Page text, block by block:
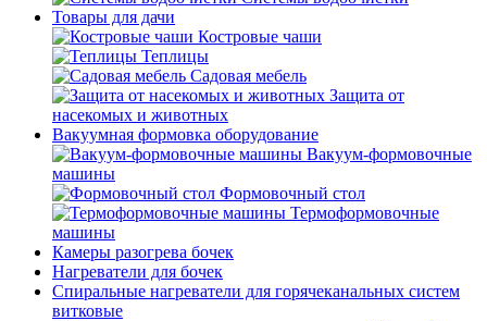
Товары для дачи
Костровые чаши
Теплицы
Садовая мебель
Защита от
насекомых и животных
Вакуумная формовка оборудование
Вакуум-формовочные
машины
Формовочный стол
Термоформовочные
машины
Камеры разогрева бочек
Нагреватели для бочек
Спиральные нагреватели для горячеканальных систем
витковые